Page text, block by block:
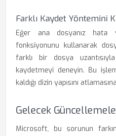
Farklı Kaydet Yöntemini
Eğer ana dosyanız hata
fonksiyonunu kullanarak
farklı bir dosya
kaydetmeyi deneyin. Bu
kaldığı dizin yapısını
Gelecek
Microsoft, bu sorunun